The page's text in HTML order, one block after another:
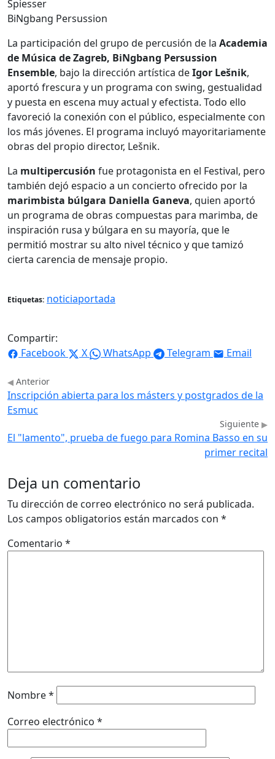
BiNgbang Persussion
La participación del grupo de percusión de la Academia
de Música de Zagreb, BiNgbang Persussion
Ensemble, bajo la dirección artística deIgor Lešnik,
aportó frescura y un programa con swing, gestualidad
y puesta en escena muy actual y efectista. Todo ello
favoreció la conexión con el público, especialmente con
los más jóvenes. El programa incluyó mayoritariamente
obras del propio director, Lešnik.
La multipercusión fue protagonista en el Festival, pero
también dejó espacio a un concierto ofrecido por la
marimbista búlgara Daniella Ganeva, quien aportó
un programa de obras compuestas para marimba, de
inspiración rusa y búlgara en su mayoría, que le
permitió mostrar su alto nivel técnico y que tamizó
cierta carencia de mensaje propio.
Etiquetas: noticiaportada
Compartir:
Facebook
X WhatsApp Telegram Email
Anterior
Inscripción abierta para los másters y postgrados de la
Esmuc
Siguiente
El "lamento", prueba de fuego para Romina Basso en su
primer recital
Deja un comentario
Tu dirección de correo electrónico no será publicada.
Los campos obligatorios están marcados con *
Comentario *
Nombre*
Correo electrónico *